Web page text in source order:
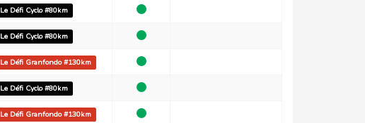
Le Défi Cyclo #80km
Le Défi Cyclo #80km
Le Défi Granfondo #130km
Le Défi Cyclo #80km
Le Défi Granfondo #130km